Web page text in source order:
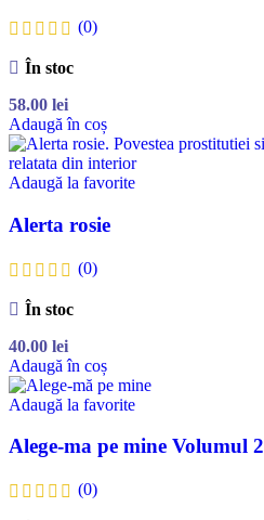
(0)
În stoc
58.00 lei
Adaugă în coș
Adaugă la favorite
Alerta rosie
(0)
În stoc
40.00 lei
Adaugă în coș
Adaugă la favorite
Alege-ma pe mine Volumul 2
(0)